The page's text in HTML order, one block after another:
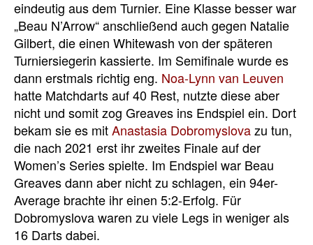
eindeutig aus dem Turnier. Eine Klasse besser war
„Beau N’Arrow“ anschließend auch gegen Natalie
Gilbert, die einen Whitewash von der späteren
Turniersiegerin kassierte. Im Semifinale wurde es
dann erstmals richtig eng. Noa-Lynn van Leuven
hatte Matchdarts auf 40 Rest, nutzte diese aber
nicht und somit zog Greaves ins Endspiel ein. Dort
bekam sie es mitAnastasia Dobromyslovazu tun,
die nach 2021 erst ihr zweites Finale auf der
Women’s Series spielte. Im Endspiel war Beau
Greaves dann aber nicht zu schlagen, ein 94er-
Average brachte ihr einen 5:2-Erfolg. Für
Dobromyslova waren zu viele Legs in weniger als
16 Darts dabei.